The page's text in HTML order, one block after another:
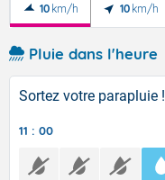
10 km/h 10 km/h
Pluie dans l'heure
Sortez votre parapluie !
11 : 00